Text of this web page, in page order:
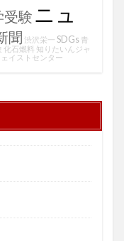
受験 ニュ
聞 渋沢栄一 SDGs 青
化石燃料 知りたいんジャ
イストセンター